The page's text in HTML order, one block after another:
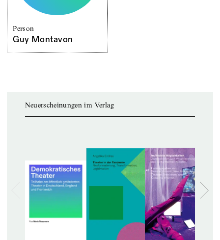
Person
Guy Montavon
Neuerscheinungen im Verlag